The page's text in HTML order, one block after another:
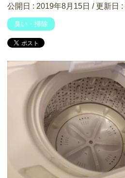
公開日 : 2019年8月15日 / 更新日 :
臭い・掃除